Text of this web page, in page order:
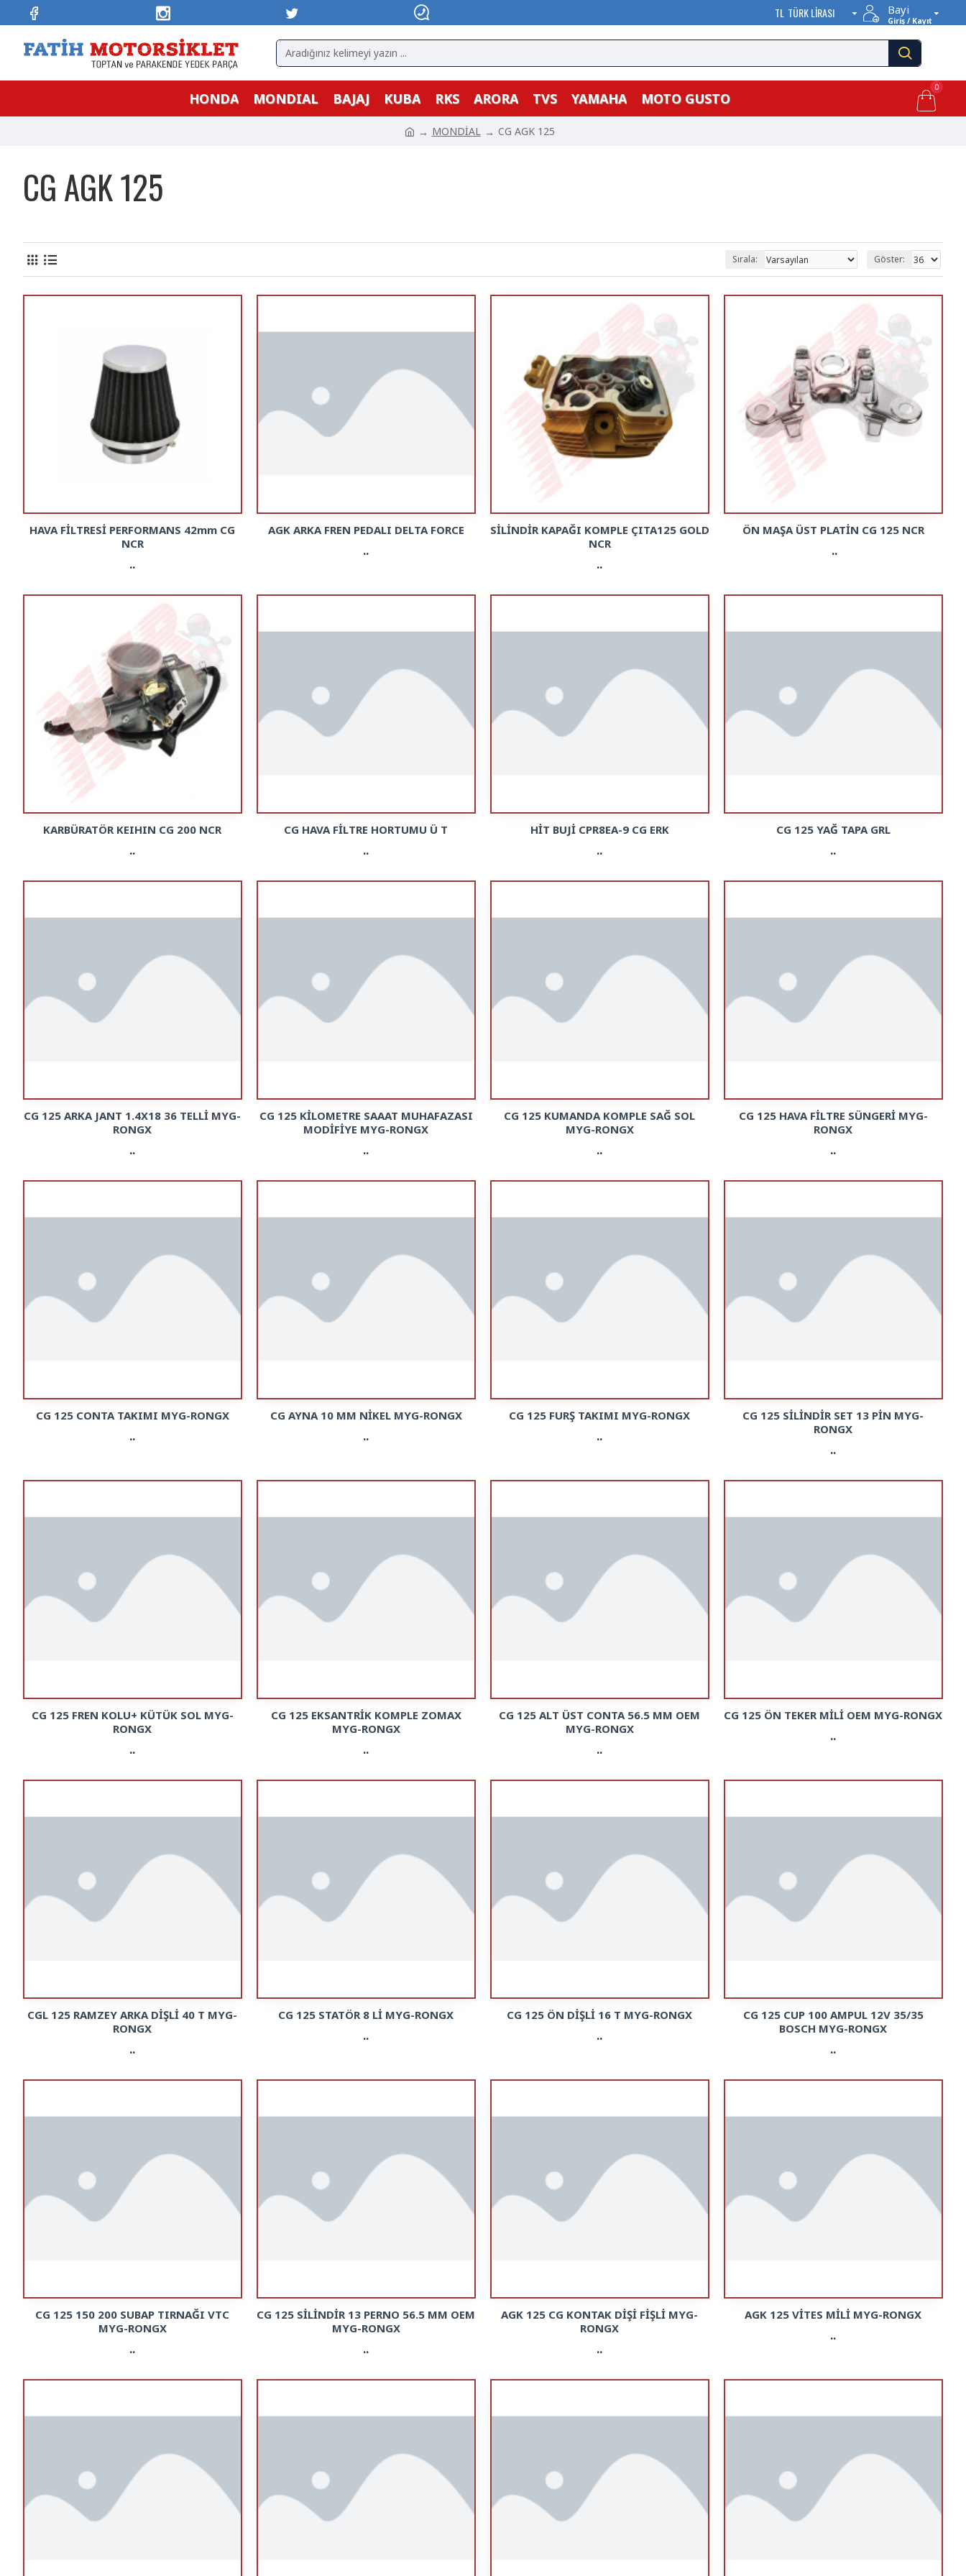
TL TÜRK LIRASI Bayi
Giriş / Kayıt
HONDA MONDIAL BAJAJ KUBA RKS ARORA TVS YAMAHA MOTO GUSTO
0
MONDİAL CG AGK 125
CG AGK 125
Sırala: Göster:
HAVA FİLTRESİ PERFORMANS 42mm CG
NCR
..
AGK ARKA FREN PEDALI DELTA FORCE
..
SİLİNDİR KAPAĞI KOMPLE ÇITA125 GOLD
NCR
..
ÖN MAŞA ÜST PLATİN CG 125 NCR
..
KARBÜRATÖR KEIHIN CG 200 NCR
..
CG HAVA FİLTRE HORTUMU Ü T
..
HİT BUJİ CPR8EA-9 CG ERK
..
CG 125 YAĞ TAPA GRL
..
CG 125 ARKA JANT 1.4X18 36 TELLİ MYG-
RONGX
..
CG 125 KİLOMETRE SAAAT MUHAFAZASI
MODİFİYE MYG-RONGX
..
CG 125 KUMANDA KOMPLE SAĞ SOL
MYG-RONGX
..
CG 125 HAVA FİLTRE SÜNGERİ MYG-
RONGX
..
CG 125 CONTA TAKIMI MYG-RONGX
..
CG AYNA 10 MM NİKEL MYG-RONGX
..
CG 125 FURŞ TAKIMI MYG-RONGX
..
CG 125 SİLİNDİR SET 13 PİN MYG-
RONGX
..
CG 125 FREN KOLU+ KÜTÜK SOL MYG-
RONGX
..
CG 125 EKSANTRİK KOMPLE ZOMAX
MYG-RONGX
..
CG 125 ALT ÜST CONTA 56.5 MM OEM
MYG-RONGX
..
CG 125 ÖN TEKER MİLİ OEM MYG-RONGX
..
CGL 125 RAMZEY ARKA DİŞLİ 40 T MYG-
RONGX
..
CG 125 STATÖR 8 Lİ MYG-RONGX
..
CG 125 ÖN DİŞLİ 16 T MYG-RONGX
..
CG 125 CUP 100 AMPUL 12V 35/35
BOSCH MYG-RONGX
..
CG 125 150 200 SUBAP TIRNAĞI VTC
MYG-RONGX
..
CG 125 SİLİNDİR 13 PERNO 56.5 MM OEM
MYG-RONGX
..
AGK 125 CG KONTAK DİŞİ FİŞLİ MYG-
RONGX
..
AGK 125 VİTES MİLİ MYG-RONGX
..